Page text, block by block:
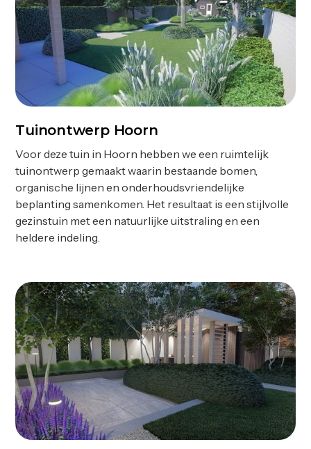
Ontwerp
Tuinontwerp Hoorn
Voor deze tuin in Hoorn hebben we een ruimtelijk
tuinontwerp gemaakt waarin bestaande bomen,
organische lijnen en onderhoudsvriendelijke
beplanting samenkomen. Het resultaat is een stijlvolle
gezinstuin met een natuurlijke uitstraling en een
heldere indeling.